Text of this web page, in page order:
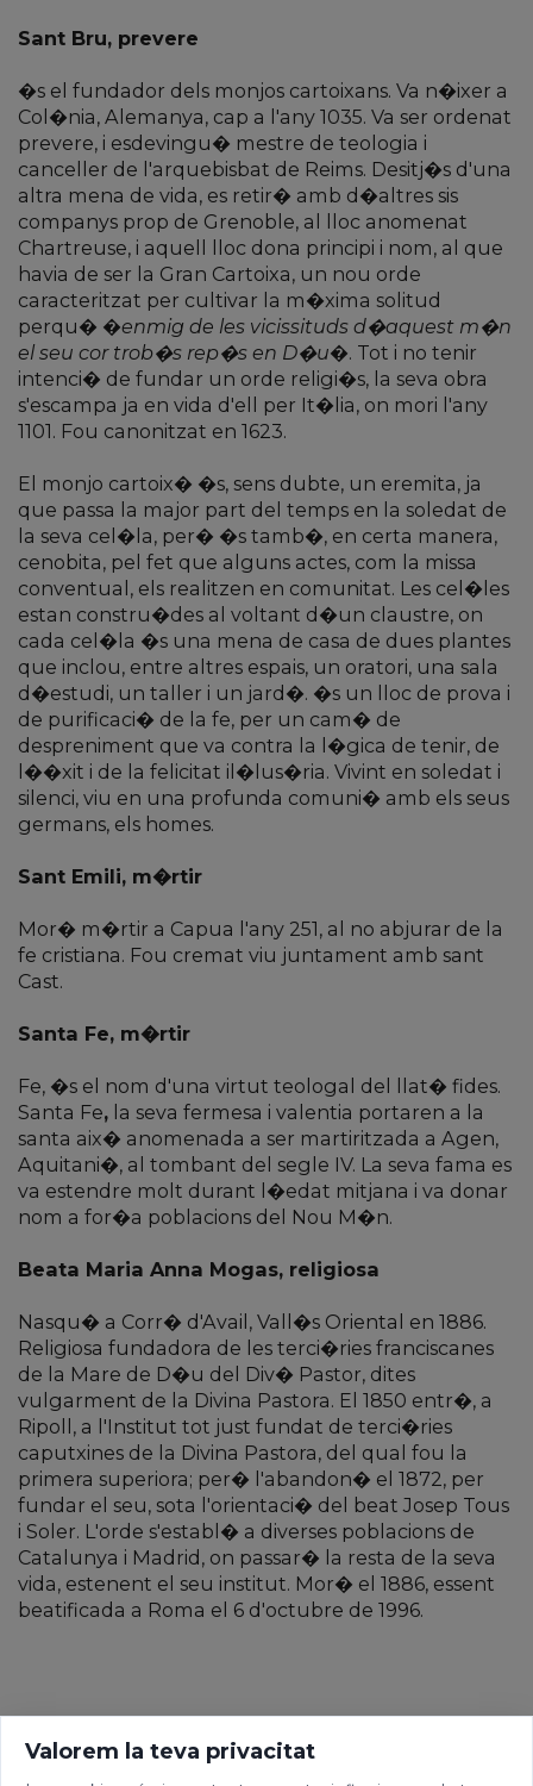
Sant Bru, prevere
�s el fundador dels monjos cartoixans. Va n�ixer a
Col�nia, Alemanya, cap a l'any 1035. Va ser ordenat
prevere, i esdevingu� mestre de teologia i
canceller de l'arquebisbat de Reims. Desitj�s d'una
altra mena de vida, es retir� amb d�altres sis
companys prop de Grenoble, al lloc anomenat
Chartreuse, i aquell lloc dona principi i nom, al que
havia de ser la Gran Cartoixa, un nou orde
caracteritzat per cultivar la m�xima solitud
perqu� �enmig de les vicissituds d�aquest m�n
el seu cor trob�s rep�s en D�u�. Tot i no tenir
intenci� de fundar un orde religi�s, la seva obra
s'escampa ja en vida d'ell per It�lia, on mori l'any
1101. Fou canonitzat en 1623.
El monjo cartoix� �s, sens dubte, un eremita, ja
que passa la major part del temps en la soledat de
la seva cel�la, per� �s tamb�, en certa manera,
cenobita, pel fet que alguns actes, com la missa
conventual, els realitzen en comunitat. Les cel�les
estan constru�des al voltant d�un claustre, on
cada cel�la �s una mena de casa de dues plantes
que inclou, entre altres espais, un oratori, una sala
d�estudi, un taller i un jard�. �s un lloc de prova i
de purificaci� de la fe, per un cam� de
despreniment que va contra la l�gica de tenir, de
l��xit i de la felicitat il�lus�ria. Vivint en soledat i
silenci, viu en una profunda comuni� amb els seus
germans, els homes.
Sant Emili, m�rtir
Mor� m�rtir a Capua l'any 251, al no abjurar de la
fe cristiana. Fou cremat viu juntament amb sant
Cast.
Santa Fe, m�rtir
Fe, �s el nom d'una virtut teologal del llat� fides.
Santa Fe, la seva fermesa i valentia portaren a la
santa aix� anomenada a ser martiritzada a Agen,
Aquitani�, al tombant del segle IV. La seva fama es
va estendre molt durant l�edat mitjana i va donar
nom a for�a poblacions del Nou M�n.
Beata Maria Anna Mogas, religiosa
Nasqu� a Corr� d'Avail, Vall�s Oriental en 1886.
Religiosa fundadora de les terci�ries franciscanes
de la Mare de D�u del Div� Pastor, dites
vulgarment de la Divina Pastora. El 1850 entr�, a
Ripoll, a l'Institut tot just fundat de terci�ries
caputxines de la Divina Pastora, del qual fou la
primera superiora; per� l'abandon� el 1872, per
fundar el seu, sota l'orientaci� del beat Josep Tous
i Soler. L'orde s'establ� a diverses poblacions de
Catalunya i Madrid, on passar� la resta de la seva
vida, estenent el seu institut. Mor� el 1886, essent
beatificada a Roma el 6 d'octubre de 1996.
Valorem la teva privacitat